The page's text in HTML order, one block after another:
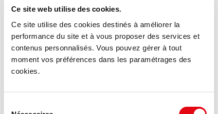
Ce site web utilise des cookies.
Ce site utilise des cookies destinés à améliorer la
performance du site et à vous proposer des services et
contenus personnalisés. Vous pouvez gérer à tout
moment vos préférences dans les paramétrages des
cookies.